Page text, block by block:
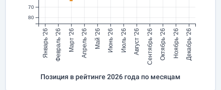
70
80
Январь '26 Февраль '26 Март '26 Апрель '26 Май '26 Июнь '26 Июль '26 Август '26 Сентябрь '26 Октябрь '26 Ноябрь '26 Декабрь '26
Позиция в рейтинге 2026 года по месяцам